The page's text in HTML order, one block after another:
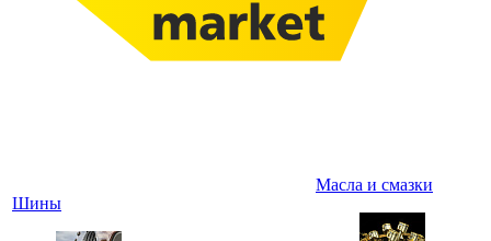
Шины
Масла и смазки